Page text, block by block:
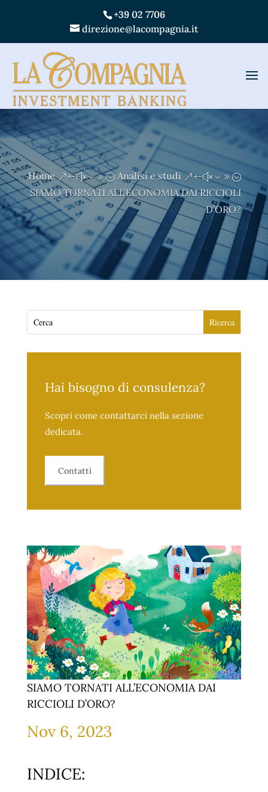
+39 02 7706
direzione@lacompagnia.it
Home &#x39; Analisi e studi &#x39;
SIAMO TORNATI ALL’ECONOMIA DAI RICCIOLI
D’ORO?
Hai bisogno di consulenza?
Scopri come contattarci nella sezione
dedicata.
Contatti
SIAMO TORNATI ALL’ECONOMIA DAI
RICCIOLI D’ORO?
Nov 6, 2023
INDICE: